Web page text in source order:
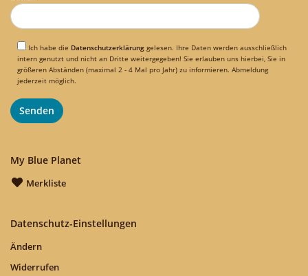
Ich habe die Datenschutzerklärung gelesen. Ihre Daten werden ausschließlich
intern genutzt und nicht an Dritte weitergegeben! Sie erlauben uns hierbei, Sie in
größeren Abständen (maximal 2 - 4 Mal pro Jahr) zu informieren. Abmeldung
jederzeit möglich.
My Blue Planet
Merkliste
Datenschutz-Einstellungen
Ändern
Widerrufen